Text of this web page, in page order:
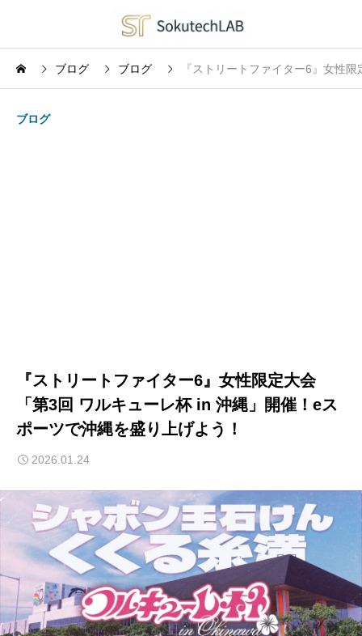
ブログ ブログ 『ストリートファイター6』女性
ブログ
『ストリートファイター6』女性限定大会
「第3回 ワルキューレ杯 in 沖縄」開催！eス
ポーツで沖縄を盛り上げよう！
2026.01.24